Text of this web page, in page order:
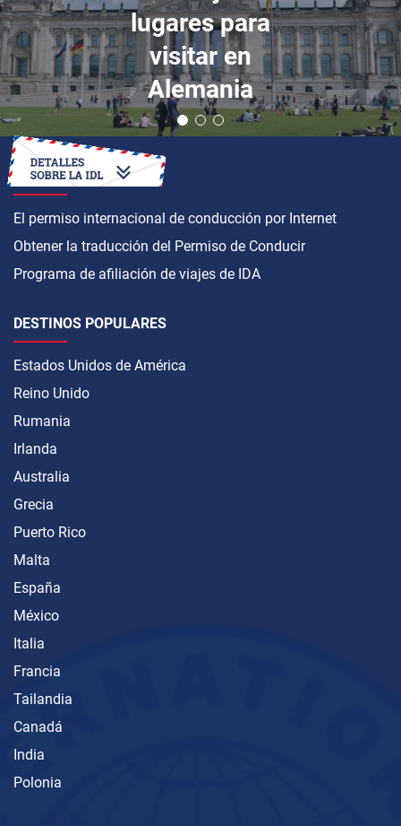
lugares para
visitar en
Alemania
CÓMO OBTENER
El permiso internacional de conducción por Internet
Obtener la traducción del Permiso de Conducir
Programa de afiliación de viajes de IDA
DESTINOS POPULARES
Estados Unidos de América
Reino Unido
Rumania
Irlanda
Australia
Grecia
Puerto Rico
Malta
España
México
Italia
Francia
Tailandia
Canadá
India
Polonia